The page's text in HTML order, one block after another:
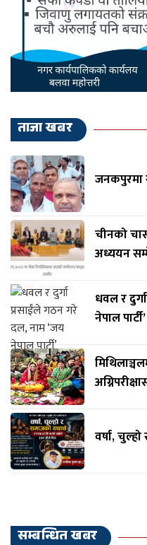
ताजा खबर
जनकपुरमा
चीनको
अध्ययन
धवल र
नेपाल पार्टी’
वर्षा,
सम्बन्धित खबर